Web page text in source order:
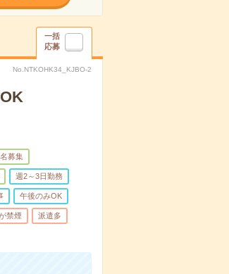
一括
応募
No.NTKOHK34_KJBO-2
募集
週2～3日勤務
午後のみOK
禁煙 派遣多